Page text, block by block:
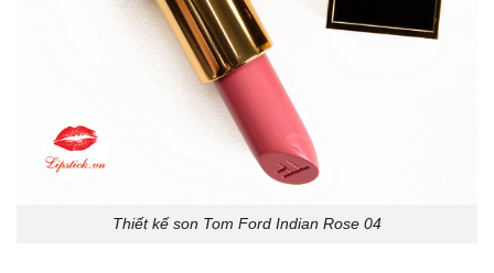
Thiết kế son Tom Ford Indian Rose 04